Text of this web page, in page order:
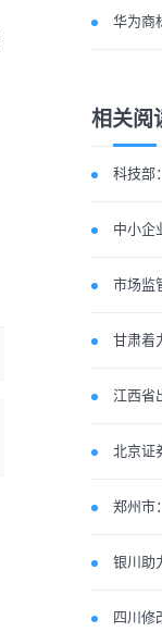
华为商
相关阅
科技部
中小企
市场监
甘肃着
江西省
北京证
郑州市
银川助
四川修